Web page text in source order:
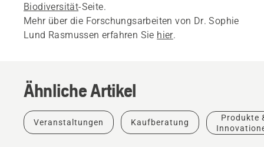
Biodiversität-Seite.
Mehr über die Forschungsarbeiten von Dr. Sophie
Lund Rasmussen erfahren Sie hier.
Ähnliche Artikel
Veranstaltungen Kaufberatung
Produkte
Anleitungen
&
Leitfäden